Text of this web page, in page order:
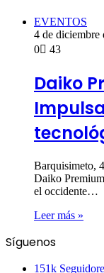
EVENTOS
4 de diciembre
0
43
Daiko
Barquisimeto,
Daiko
el occidente…
Leer más »
Síguenos
151k